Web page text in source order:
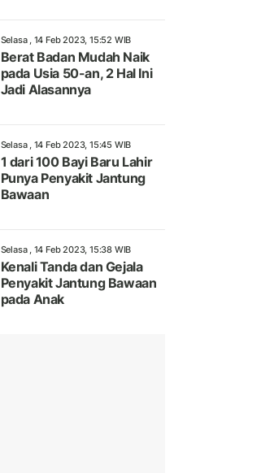
Selasa , 14 Feb 2023, 15:52 WIB
Berat Badan Mudah Naik
pada Usia 50-an, 2 Hal Ini
Jadi Alasannya
Selasa , 14 Feb 2023, 15:45 WIB
1 dari 100 Bayi Baru Lahir
Punya Penyakit Jantung
Bawaan
Selasa , 14 Feb 2023, 15:38 WIB
Kenali Tanda dan Gejala
Penyakit Jantung Bawaan
pada Anak